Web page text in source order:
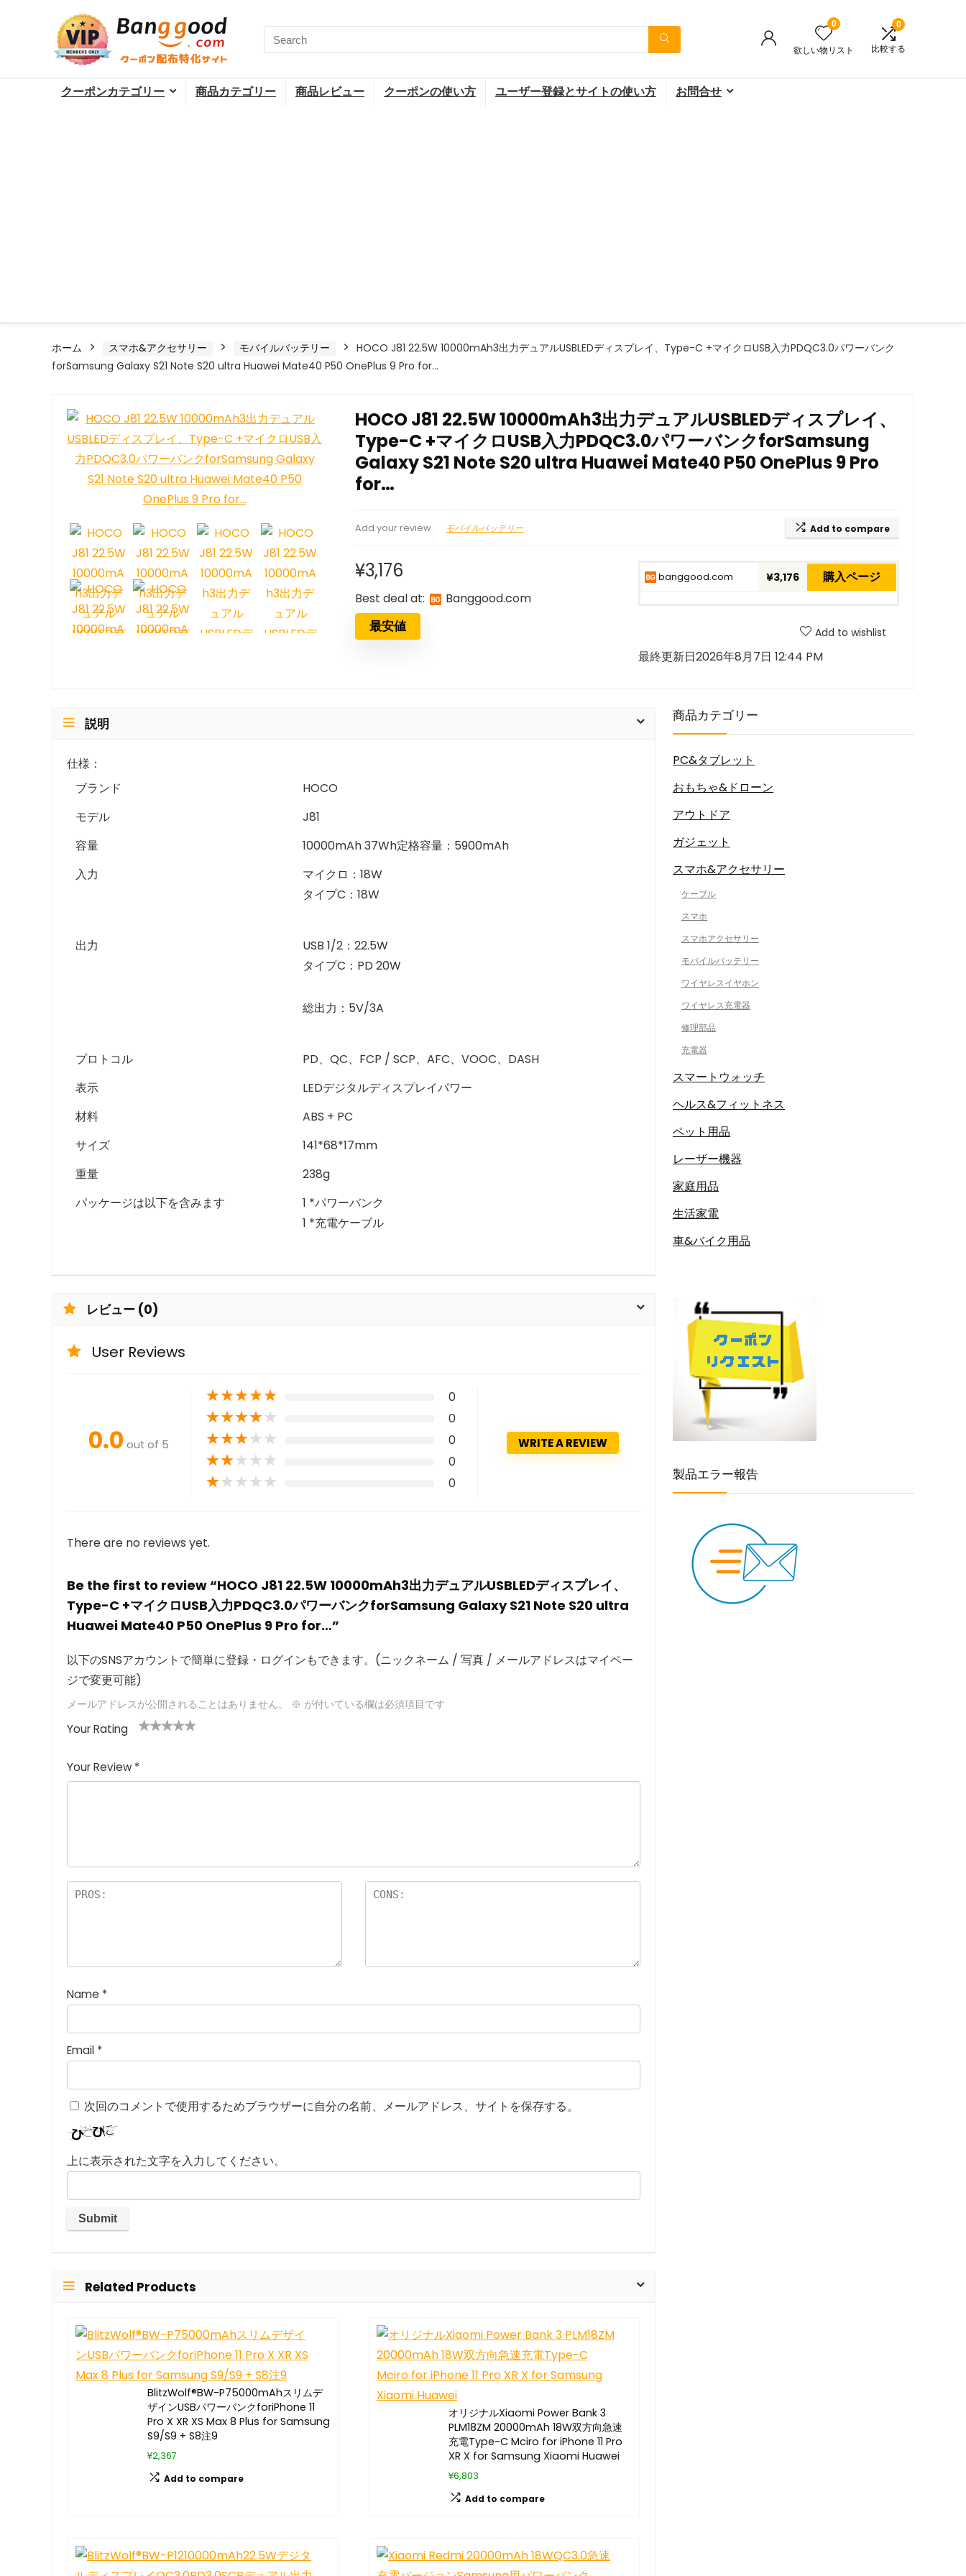
0
欲しい物リスト
0
比較する
クーポンカテゴリー 商品カテゴリー 商品レビュー クーポンの使い方 ユーザー登録とサイトの使い方 お問合せ
ホーム スマホ&アクセサリー モバイルバッテリー
HOCO J81 22.5W 10000mAh3出力デュアルUSBLEDディスプレイ、Type-C +マイクロUSB入力PDQC3.0パワーバンク
forSamsung Galaxy S21 Note S20 ultra Huawei Mate40 P50 OnePlus 9 Pro for…
HOCO J81 22.5W 10000mAh3出力デュアルUSBLEDディスプレイ、
Type-C +マイクロUSB入力PDQC3.0パワーバンクforSamsung
Galaxy S21 Note S20 ultra Huawei Mate40 P50 OnePlus 9 Pro
for…
Add your review モバイルバッテリー Add to compare
¥3,176
Best deal at: banggood.com
最安値
banggood.com ¥3,176 購入ページ
Add to wishlist
最終更新日2026年8月7日 12:44 PM
説明
仕様：
ブランド
HOCO
モデル
J81
容量
10000mAh 37Wh定格容量：5900mAh
入力
マイクロ：18W
タイプC：18W
出力
USB 1/2：22.5W
タイプC：PD 20W
総出力：5V/3A
プロトコル
PD、QC、FCP / SCP、AFC、VOOC、DASH
表示
LEDデジタルディスプレイパワー
材料
ABS + PC
サイズ
141*68*17mm
重量
238g
パッケージは以下を含みます
1 *パワーバンク
1 *充電ケーブル
レビュー (0)
User Reviews
0.0 out of 5
★★★★★ 0
★★★★★ 0
★★★★★ 0
★★★★★ 0
★★★★★ 0
WRITE A REVIEW
There are no reviews yet.
Be the first to review “HOCO J81 22.5W 10000mAh3出力デュアルUSBLEDディスプレイ、
Type-C +マイクロUSB入力PDQC3.0パワーバンクforSamsung Galaxy S21 Note S20 ultra
Huawei Mate40 P50 OnePlus 9 Pro for…”
以下のSNSアカウントで簡単に登録・ログインもできます。(ニックネーム / 写真 / メールアドレスはマイペー
ジで変更可能)
メールアドレスが公開されることはありません。 ※ が付いている欄は必須項目です
Your Rating
つ
星
価
星
(最
(最高
評価:
(最高評
価: 5つ
高評価: 5
つ星)
Your Review *
Name *
Email *
次回のコメントで使用するためブラウザーに自分の名前、メールアドレス、サイトを保存する。
上に表示された文字を入力してください。
Related Products
BlitzWolf®BW-P75000mAhスリムデ
ザインUSBパワーバンクforiPhone 11
Pro X XR XS Max 8 Plus for Samsung
S9/S9 + S8注9
¥2,367
Add to compare
オリジナルXiaomi Power Bank 3
PLM18ZM 20000mAh 18W双方向急速
充電Type-C Mciro for iPhone 11 Pro
XR X for Samsung Xiaomi Huawei
¥6,803
Add to compare
商品カテゴリー
PC&タブレット
おもちゃ&ドローン
アウトドア
ガジェット
スマホ&アクセサリー
ケーブル
スマホ
スマホアクセサリー
モバイルバッテリー
ワイヤレスイヤホン
ワイヤレス充電器
修理部品
充電器
スマートウォッチ
ヘルス&フィットネス
ペット用品
レーザー機器
家庭用品
生活家電
車&バイク用品
製品エラー報告